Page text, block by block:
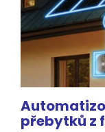
přebytků z